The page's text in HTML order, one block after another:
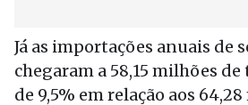
Já as importações anuais de
chegaram a 58,15 milhões
de 9,5% em relação aos